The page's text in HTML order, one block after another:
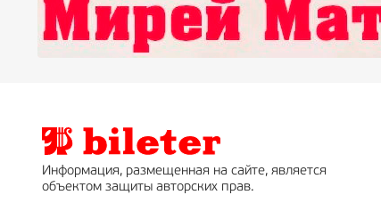
Информация, размещенная на сайте, является
объектом защиты авторских прав.